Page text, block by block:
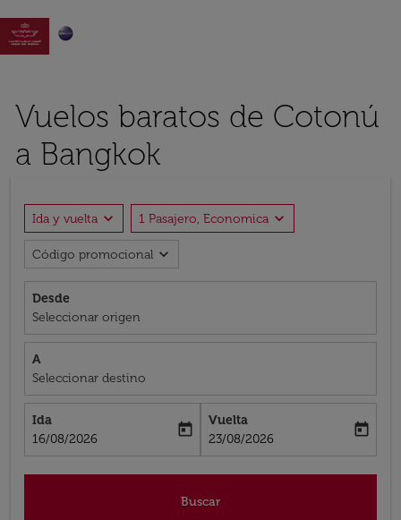

Vuelos baratos de Cotonú
a Bangkok
Ida y vuelta expand_more 1 Pasajero, Economica expand_more
Código promocional expand_more
Desde
Seleccionar origen
A
Seleccionar destino
Ida
fc-booking-departure-date-aria-label
16/08/2026
today
Vuelta
fc-booking-return-date-aria-label
23/08/2026
today
Buscar